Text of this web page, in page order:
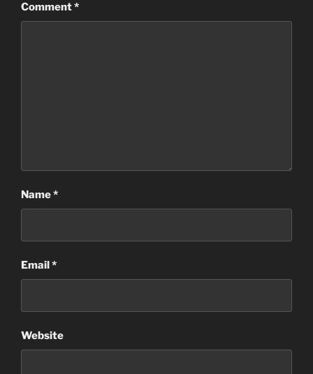
Comment*
Name*
Email*
Website